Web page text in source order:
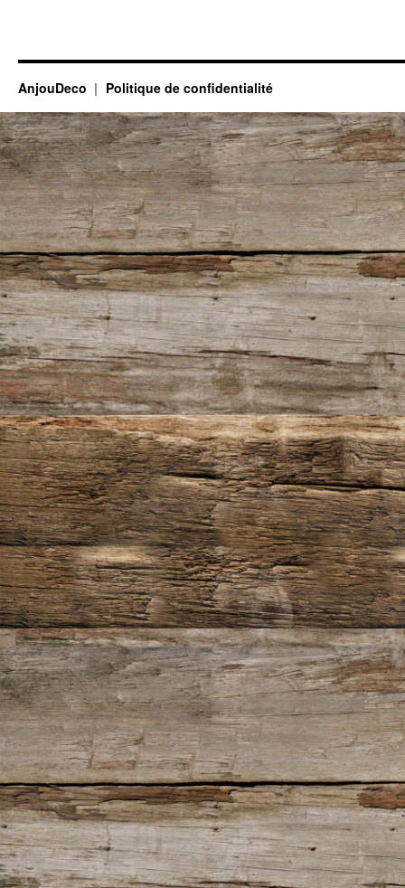
AnjouDeco Politique de confidentialité